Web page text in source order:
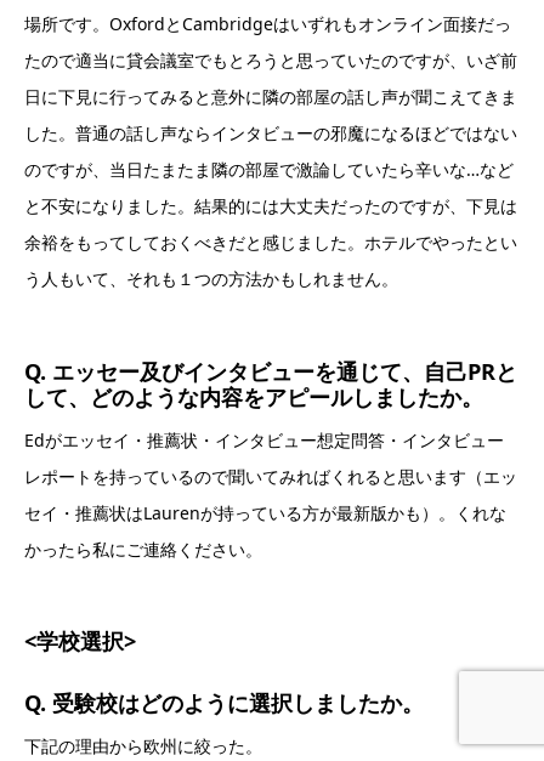
場所です。OxfordとCambridgeはいずれもオンライン面接だっ
たので適当に貸会議室でもとろうと思っていたのですが、いざ前
日に下見に行ってみると意外に隣の部屋の話し声が聞こえてきま
した。普通の話し声ならインタビューの邪魔になるほどではない
のですが、当日たまたま隣の部屋で激論していたら辛いな…など
と不安になりました。結果的には大丈夫だったのですが、下見は
余裕をもってしておくべきだと感じました。ホテルでやったとい
う人もいて、それも１つの方法かもしれません。
Q. エッセー及びインタビューを通じて、自己PRと
して、どのような内容をアピールしましたか。
Edがエッセイ・推薦状・インタビュー想定問答・インタビュー
レポートを持っているので聞いてみればくれると思います（エッ
セイ・推薦状はLaurenが持っている方が最新版かも）。くれな
かったら私にご連絡ください。
<学校選択>
Q. 受験校はどのように選択しましたか。
下記の理由から欧州に絞った。